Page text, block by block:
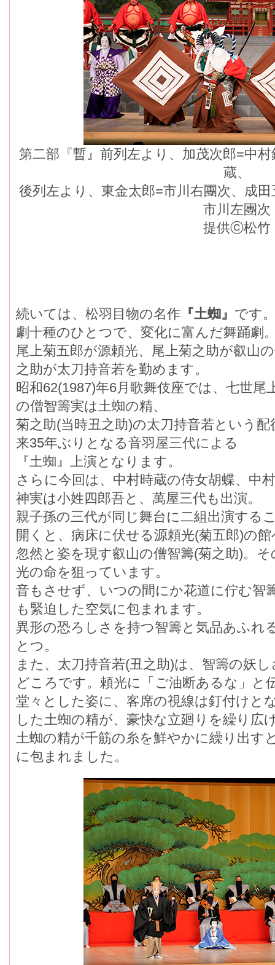
第二部『暫』前列左より、加茂次郎=中
蔵、
後列左より、東金太郎=市川右團次、成
市川左團次
提供ⓒ松竹
続いては、松羽目物の名作 『土蜘』 です
劇十種のひとつで、変化に富んだ舞踊劇
尾上菊五郎が源頼光、尾上菊之助が叡山
之助が太刀持音若を勤めます。
昭和62(1987)年6月歌舞伎座では、七世尾
の僧智籌実は土蜘の精、
菊之助(当時丑之助)の太刀持音若という
来35年ぶりとなる音羽屋三代による
『土蜘』上演となります。
さらに今回は、中村時蔵の侍女胡蝶、中
神実は小姓四郎吾と、萬屋三代も出演。
親子孫の三代が同じ舞台に二組出演する
開くと、病床に伏せる源頼光(菊五郎)の館
忽然と姿を現す叡山の僧智籌(菊之助)。
光の命を狙っています。
音もさせず、いつの間にか花道に佇む智
も緊迫した空気に包まれます。
異形の恐ろしさを持つ智籌と気品あふれ
とつ。
また、太刀持音若(丑之助)は、智籌の妖
どころです。頼光に「ご油断あるな」と
堂々とした姿に、客席の視線は釘付けと
した土蜘の精が、豪快な立廻りを繰り広
土蜘の精が千筋の糸を鮮やかに繰り出す
に包まれました。